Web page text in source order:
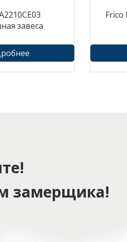
завеса
Frico
замерщика!